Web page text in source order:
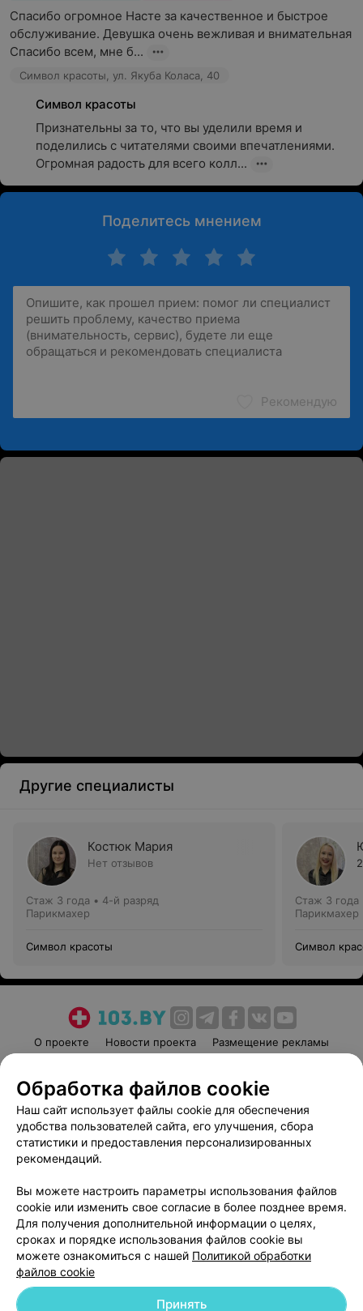
Спасибо огромное Насте за качественное и быстрое
обслуживание. Девушка очень вежливая и внимательная
Спасибо всем, мне б...
Символ красоты, ул. Якуба Коласа, 40
Символ красоты
Признательны за то, что вы уделили время и
поделились с читателями своими впечатлениями.
Огромная радость для всего колл...
Поделитесь мнением
Рекомендую
Другие специалисты
Костюк Мария
Нет отзывов
Стаж 3 года • 4-й разряд
Парикмахер
Символ красоты
Стаж 3 года
Парикмахер
Символ
О проекте Новости проекта
Размещение рекламы
Пользовательское соглашение
Способы оплаты
Вакансии
Партнеры
Написать руководителю 103.by
Обработка персональных данных
Обработка файлов cookie
Наш сайт использует файлы cookie для обеспечения
удобства пользователей сайта, его улучшения, сбора
статистики и предоставления персонализированных
рекомендаций.
Вы можете настроить параметры использования файлов
cookie или изменить свое согласие в более позднее время.
Для получения дополнительной информации о целях,
сроках и порядке использования файлов cookie вы
можете ознакомиться с нашей Политикой обработки
файлов cookie
Принять